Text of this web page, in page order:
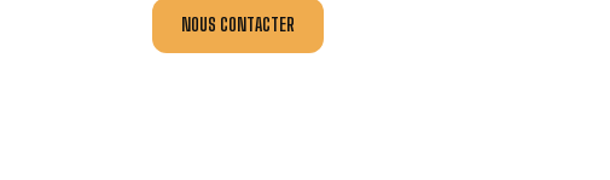
NOUS CONTACTER